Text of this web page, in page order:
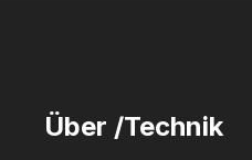
Über /Technik